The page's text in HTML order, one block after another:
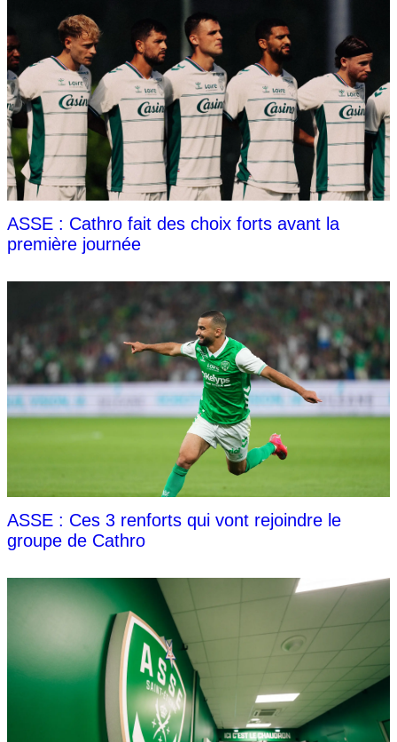
ASSE : Cathro fait des choix forts avant la
première journée
ASSE : Ces 3 renforts qui vont rejoindre le
groupe de Cathro